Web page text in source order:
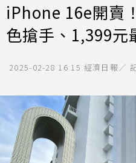
iPhone 16e開賣
色搶手、1,399元
2025-02-28 16:15 經濟日報／